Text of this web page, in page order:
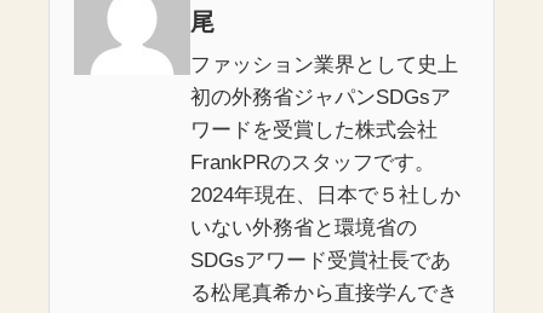
尾
ファッション業界として史上
初の外務省ジャパンSDGsア
ワードを受賞した株式会社
FrankPRのスタッフです。
2024年現在、日本で５社しか
いない外務省と環境省の
SDGsアワード受賞社長であ
る松尾真希から直接学んでき